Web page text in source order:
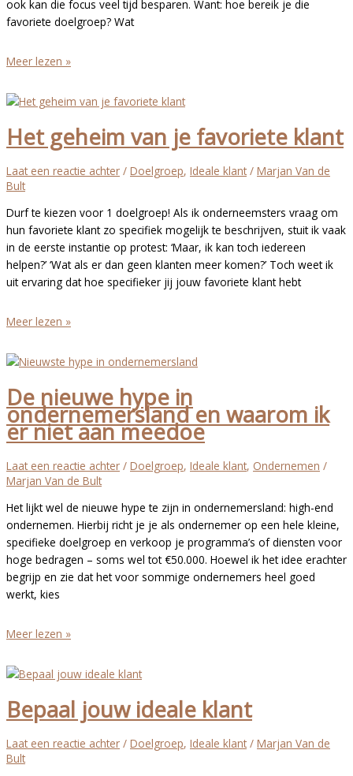
ook kan die focus veel tijd besparen. Want: hoe bereik je die
favoriete doelgroep? Wat
Hoe
jij
favoriete
klant?
Succesvol
inzetten
social
media
Meer lezen »
Het geheim van je favoriete klant
Laat een reactie achter / Doelgroep, Ideale klant / Marjan Van de
Bult
Durf te kiezen voor 1 doelgroep! Als ik onderneemsters vraag om
hun favoriete klant zo specifiek mogelijk te beschrijven, stuit ik vaak
in de eerste instantie op protest: ‘Maar, ik kan toch iedereen
helpen?’ ‘Wat als er dan geen klanten meer komen?’ Toch weet ik
uit ervaring dat hoe specifieker jij jouw favoriete klant hebt
Het
van
favoriete
klant
Meer lezen »
De nieuwe hype in
ondernemersland en waarom ik
er niet aan meedoe
Laat een reactie achter / Doelgroep, Ideale klant, Ondernemen /
Marjan Van de Bult
Het lijkt wel de nieuwe hype te zijn in ondernemersland: high-end
ondernemen. Hierbij richt je je als ondernemer op een hele kleine,
specifieke doelgroep en verkoop je programma’s of diensten voor
hoge bedragen – soms wel tot €50.000. Hoewel ik het idee erachter
begrijp en zie dat het voor sommige ondernemers heel goed
werkt, kies
De
hype
ondernemersland
en
waarom
ik
Meer lezen »
Bepaal jouw ideale klant
Laat een reactie achter / Doelgroep, Ideale klant / Marjan Van de
Bult